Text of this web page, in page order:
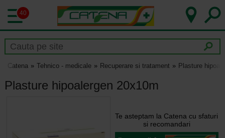
40
Catena Tehnico - medicale Recuperare si tratament Plasture
Plasture hipoalergen 20x10m
Te asteptam la Catena cu sfaturi
si recomandari